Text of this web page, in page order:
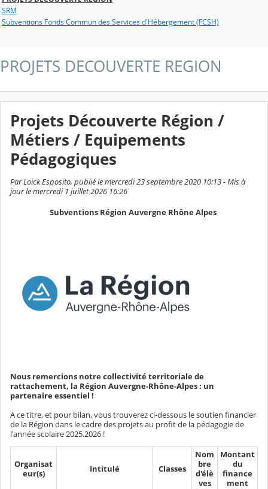
SRM
Subventions Fonds Commun des Services d'Hébergement (FCSH)
PROJETS DECOUVERTE REGION
Projets Découverte Région /
Métiers / Equipements
Pédagogiques
Par Loick Esposito, publié le mercredi 23 septembre 2020 10:13 - Mis à
jour le mercredi 1 juillet 2026 16:26
Subventions Région Auvergne Rhône Alpes
Nous remercions notre collectivité territoriale de
rattachement, la Région Auvergne-Rhône-Alpes : un
partenaire essentiel !
A ce titre, et pour bilan, vous trouverez ci-dessous le soutien financier
de la Région dans le cadre des projets au profit de la pédagogie de
l'année scolaire 2025.2026 !
Organisat
eur(s)
Intitulé Classes
Nom
bre
d'élè
ves
Montant
du
finance
ment